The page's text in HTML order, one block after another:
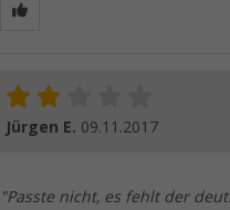
Jürgen E. 09.11.2017
"Passte nicht, es fehlt der